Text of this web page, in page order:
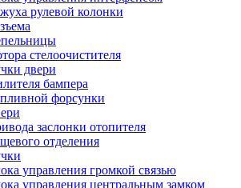
рулевой колонки
стелоочистителя
двери
бампера
форсунки
заслонки отопителя
отделения
управления громкой связью
управления центральным замком